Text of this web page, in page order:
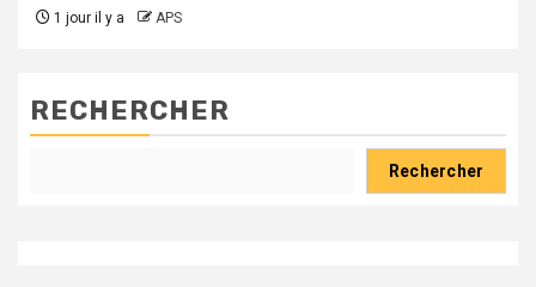
1 jour il y a APS
RECHERCHER
Rechercher